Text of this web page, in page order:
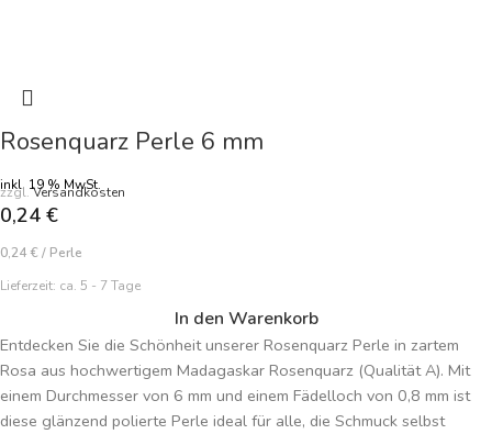
Rosenquarz Perle 6 mm
inkl. 19 % MwSt.
zzgl.Versandkosten
0,24 €
0,24 € / Perle
Lieferzeit: ca. 5 - 7 Tage
In den Warenkorb
Entdecken Sie die Schönheit unserer Rosenquarz Perle in zartem
Rosa aus hochwertigem Madagaskar Rosenquarz (Qualität A). Mit
einem Durchmesser von 6 mm und einem Fädelloch von 0,8 mm ist
diese glänzend polierte Perle ideal für alle, die Schmuck selbst